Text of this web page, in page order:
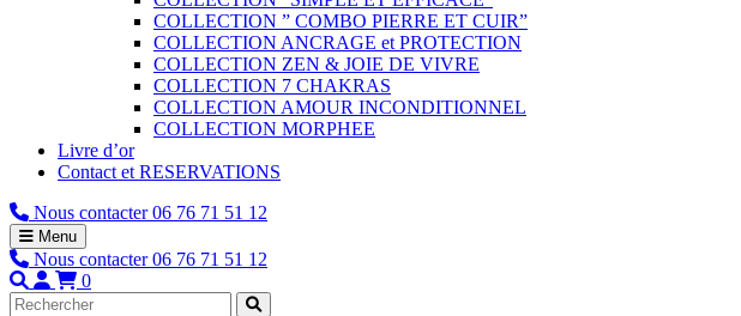
COLLECTION ” COMBO PIERRE ET CUIR”
COLLECTION ANCRAGE et PROTECTION
COLLECTION ZEN & JOIE DE VIVRE
COLLECTION 7 CHAKRAS
COLLECTION AMOUR INCONDITIONNEL
COLLECTION MORPHEE
Livre d’or
Contact et RESERVATIONS
Nous contacter 06 76 71 51 12
Menu
Nous contacter 06 76 71 51 12
0